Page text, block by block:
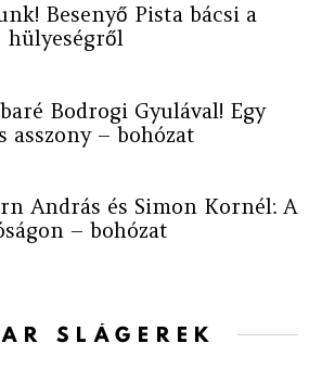
Besenyő Pista bácsi a
hülyeségről
Bodrogi Gyulával! Egy
asszony – bohózat
András és Simon Kornél: A
– bohózat
SLÁGEREK